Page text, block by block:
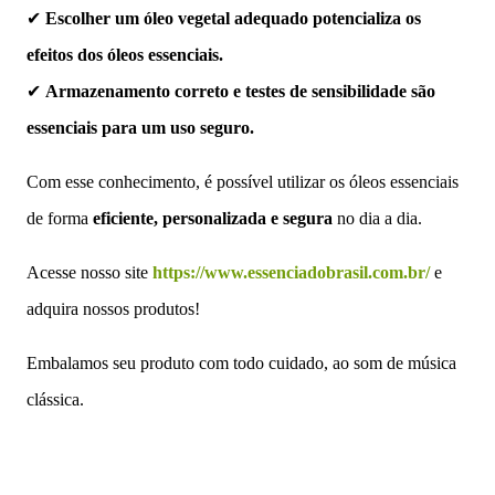
✔ Escolher um óleo vegetal adequado potencializa os
efeitos dos óleos essenciais.
✔ Armazenamento correto e testes de sensibilidade são
essenciais para um uso seguro.
Com esse conhecimento, é possível utilizar os óleos essenciais
de forma eficiente, personalizada e segura no dia a dia.
Acesse nosso site https://www.essenciadobrasil.com.br/ e
adquira nossos produtos!
Embalamos seu produto com todo cuidado, ao som de música
clássica.